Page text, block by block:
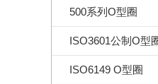
500系列O型圈
ISO3601公制O型
ISO6149 O型圈